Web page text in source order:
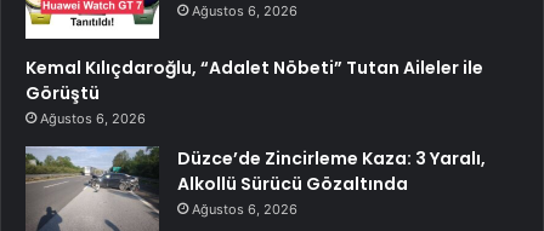
Ağustos 6, 2026
Kemal Kılıçdaroğlu, “Adalet Nöbeti” Tutan Aileler ile
Görüştü
Ağustos 6, 2026
Düzce’de Zincirleme Kaza: 3 Yaralı,
Alkollü Sürücü Gözaltında
Ağustos 6, 2026